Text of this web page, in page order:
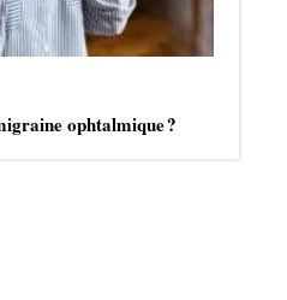
ophtalmique ?